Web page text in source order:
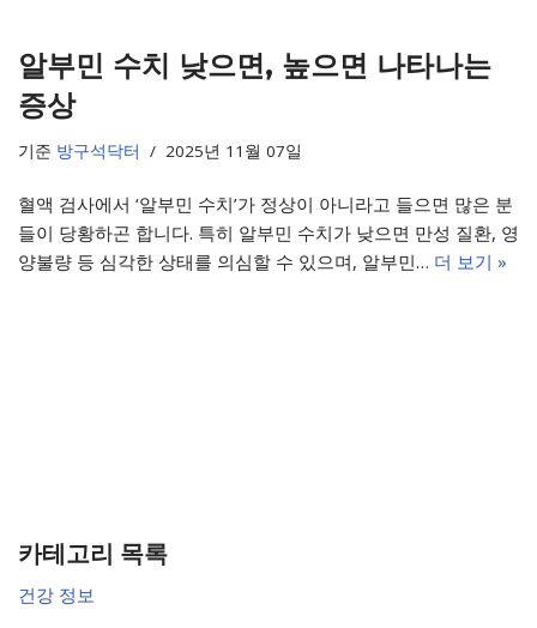
알부민 수치 낮으면, 높으면 나타나는
증상
기준 방구석닥터 2025년 11월 07일
혈액 검사에서 ‘알부민 수치’가 정상이 아니라고 들으면 많은 분
들이 당황하곤 합니다. 특히 알부민 수치가 낮으면 만성 질환, 영
양불량 등 심각한 상태를 의심할 수 있으며, 알부민… 더 보기 »
카테고리 목록
건강 정보